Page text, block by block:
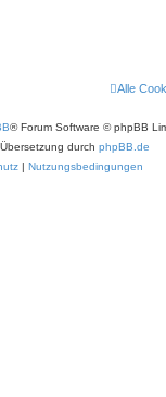
Alle
® Forum Software © phpBB
durch phpBB.de
| Nutzungsbedingungen